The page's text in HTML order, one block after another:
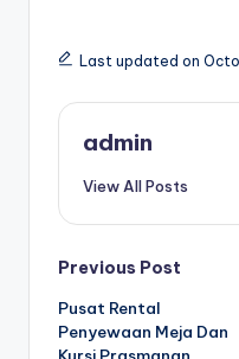
Last updated on
admin
View All Posts
Post
navigation
Previous Post
Pusat Rental
Penyewaan Meja Dan